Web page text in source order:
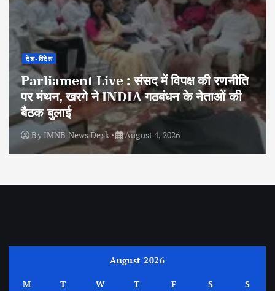
देश-विदेश
Parliament Live : संसद में विपक्ष की रणनीति
पर मंथन, खरगे ने INDIA गठबंधन के नेताओं की
बैठक बुलाई
ByIMNB News Desk August 4, 2026
August 2026
M T W T F S
S